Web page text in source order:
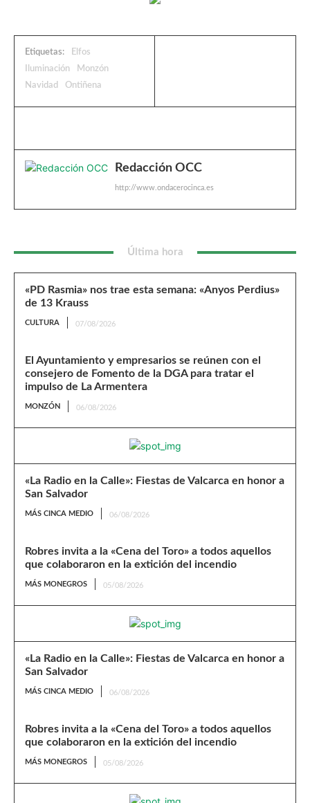
Etiquetas:
Elfos
Iluminación
Monzón
Navidad
Ontiñena
Redacción OCC
http://www.ondacerocinca.es
Última hora
«PD Rasmia» nos trae esta semana: «Anyos Perdius»
de 13 Krauss
CULTURA 07/08/2026
El Ayuntamiento y empresarios se reúnen con el
consejero de Fomento de la DGA para tratar el
impulso de La Armentera
MONZÓN 06/08/2026
«La Radio en la Calle»: Fiestas de Valcarca en honor a
San Salvador
MÁS CINCA MEDIO 06/08/2026
Robres invita a la «Cena del Toro» a todos aquellos
que colaboraron en la extición del incendio
MÁS MONEGROS 05/08/2026
«La Radio en la Calle»: Fiestas de Valcarca en honor a
San Salvador
MÁS CINCA MEDIO 06/08/2026
Robres invita a la «Cena del Toro» a todos aquellos
que colaboraron en la extición del incendio
MÁS MONEGROS 05/08/2026